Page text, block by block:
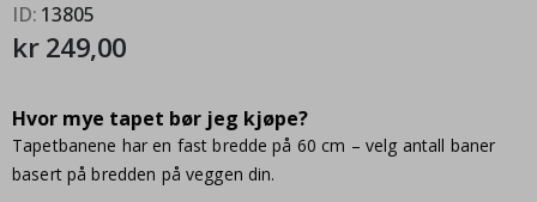
ID 13805
kr 249,00
Hvor mye tapet bør jeg kjøpe?
Tapetbanene har en fast bredde på 60 cm – velg antall baner
basert på bredden på veggen din.